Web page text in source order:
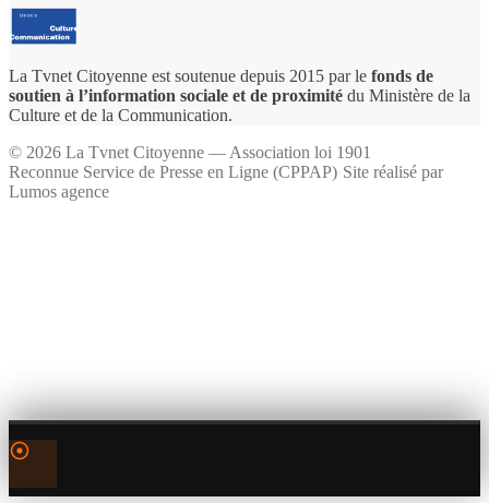
La Tvnet Citoyenne est soutenue depuis 2015 par le fonds de
soutien à l’information sociale et de proximité du Ministère de la
Culture et de la Communication.
© 2026 La Tvnet Citoyenne — Association loi 1901
Reconnue Service de Presse en Ligne (CPPAP)·Site réalisé par
Lumos agence